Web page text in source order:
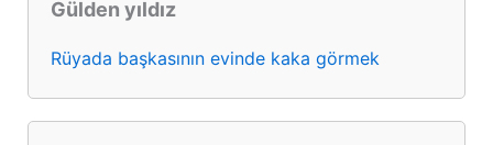
Gülden yıldız
Rüyada başkasının evinde kaka görmek